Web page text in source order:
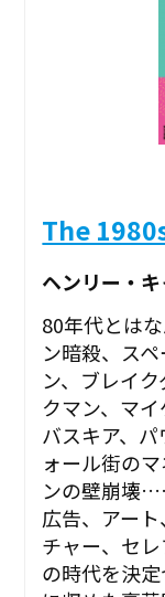
The
ヘンリー・
80年代とは
ン暗殺、ス
ン、ブレイ
クマン、マイ
バスキア、
ォール街の
ンの壁崩壊
広告、アー
チャー、セ
の時代を決